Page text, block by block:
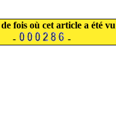
fois où cet article a été
-
-